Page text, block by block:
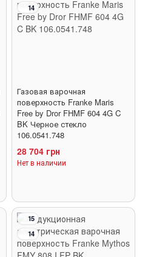
14
Газовая варочная
поверхность Franke Maris
Free by Dror FHMF 604 4G C
BK Черное стекло
106.0541.748
28 704 грн
Нет в наличии
15
14